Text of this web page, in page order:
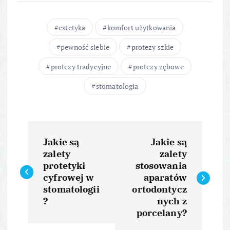
estetyka
komfort użytkowania
pewność siebie
protezy szkie
protezy tradycyjne
protezy zębowe
stomatologia
a
w
Jakie są
zalety
protetyki
cyfrowej w
stomatologii
?
Jakie są
zalety
stosowania
aparatów
ortodontycz
nych z
porcelany?